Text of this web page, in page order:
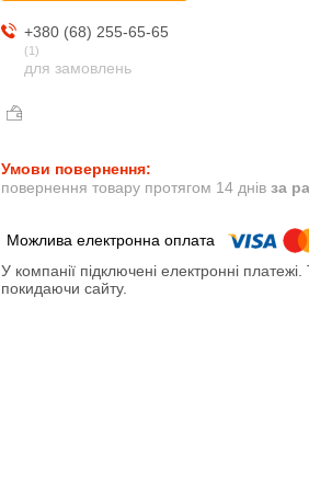
+380 (68) 255-65-65
1
для замовлень
повернення товару протягом 14 днів за
У компанії підключені електронні
покидаючи сайту.